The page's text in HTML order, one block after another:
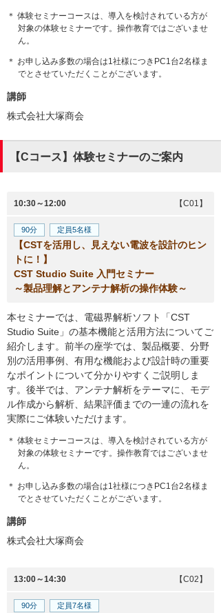
＊ 体験セミナーコースは、導入を検討されている方が
対象の体験セミナーです。操作教育ではございませ
ん。
＊ お申し込み多数の場合は1社様につきPC1台2名様ま
でとさせていただくことがございます。
講師
株式会社大塚商会
【Cコース】体験セミナーのご案内
10:30～12:00 【C01】
90分 定員5名様
【CSTを活用し、見えない電波を設計のヒン
トに！】
CST Studio Suite 入門セミナー
～製品理解とアンテナ解析の操作体験～
本セミナーでは、電磁界解析ソフト「CST
Studio Suite」の基本機能と活用方法についてご
紹介します。前半の座学では、製品概要、分野
別の活用事例、有用な機能および設計時の重要
なポイントについて分かりやすくご説明しま
す。後半では、アンテナ解析をテーマに、モデ
ル作成から解析、結果評価までの一連の流れを
実際にご体験いただけます。
＊ 体験セミナーコースは、導入を検討されている方が
対象の体験セミナーです。操作教育ではございませ
ん。
＊ お申し込み多数の場合は1社様につきPC1台2名様ま
でとさせていただくことがございます。
講師
株式会社大塚商会
13:00～14:30 【C02】
90分 定員7名様